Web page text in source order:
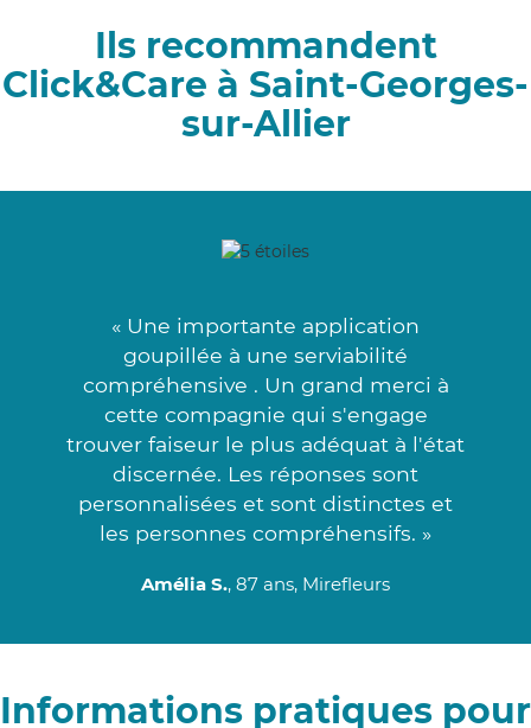
Ils recommandent
Click&Care à Saint-Georges-
sur-Allier
« Une importante application
goupillée à une serviabilité
compréhensive . Un grand merci à
cette compagnie qui s'engage
trouver faiseur le plus adéquat à l'état
discernée. Les réponses sont
personnalisées et sont distinctes et
les personnes compréhensifs. »
Amélia S., 87 ans, Mirefleurs
Informations pratiques pour